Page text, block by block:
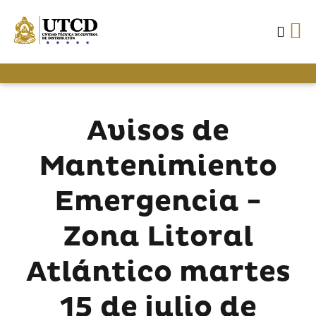
Avisos de
Mantenimiento
Emergencia -
Zona Litoral
Atlántico martes
15 de julio de